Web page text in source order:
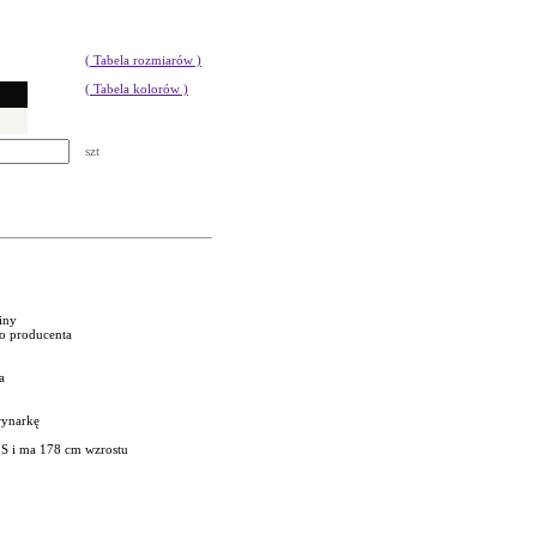
( Tabela rozmiarów )
( Tabela kolorów )
szt
producenta
i ma 178 cm wzrostu